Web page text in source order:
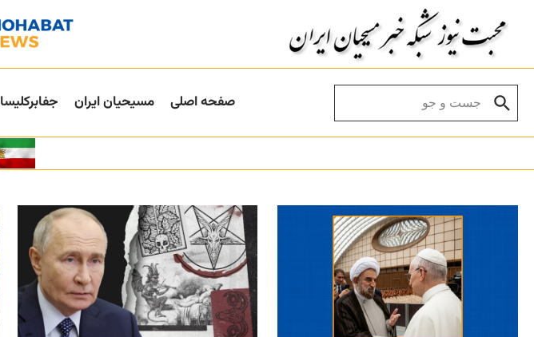
صفحه اصلی مسیحیان ایران جفا‌بر‌کلیسا